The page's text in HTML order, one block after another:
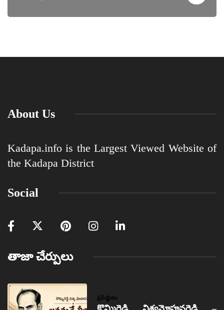
About Us
Kadapa.info is the Largest Viewed Website of
the Kadapa District
Social
తాజా చేర్పులు
ప్రసిద్ధులు